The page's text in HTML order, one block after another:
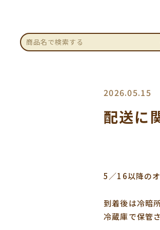
2026.05.15
配送に
5／16以降の
到着後は冷暗
冷蔵庫で保管